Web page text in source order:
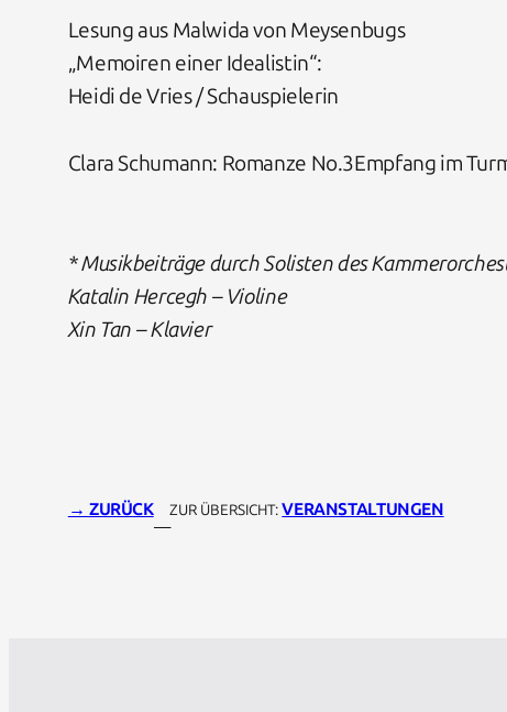
Lesung aus Malwida von Meysenbugs
„Memoiren einer Idealistin“:
Heidi de Vries / Schauspielerin
Clara Schumann: Romanze No.3Empfang im
* Musikbeiträge durch Solisten des
Katalin Hercegh – Violine
Xin Tan – Klavier
→ ZURÜCK
—
ZUR ÜBERSICHT:VERANSTALTUNGEN